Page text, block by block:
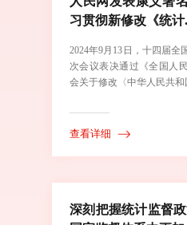
习贯彻新修改《统计
2024年9月13日，十四届全
次会议表决通过《全国人
会关于修改〈中华人民共和
查看详细
深刻把握统计监督